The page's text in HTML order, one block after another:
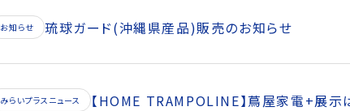
お知らせ 琉球ガード(沖縄県産品)販売のお知らせ
みらいプラスニュース 【HOME TRAMPOLINE】蔦屋家電+展示